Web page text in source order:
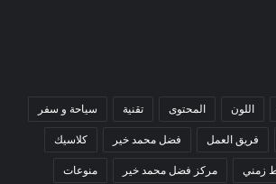
اللون المحتوى تقنية سياحة و سفر
فريق العمل فضل محمد خير كلاسيك
زمني مركز فضل محمد خير منوعات